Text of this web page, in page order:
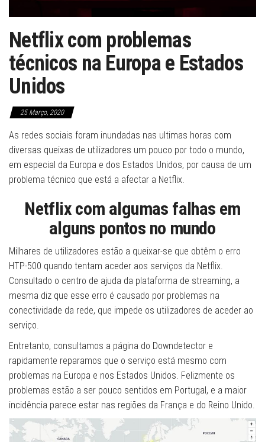
Netflix com problemas
técnicos na Europa e Estados
Unidos
25 Março, 2020
As redes sociais foram inundadas nas ultimas horas com
diversas queixas de utilizadores um pouco por todo o mundo,
em especial da Europa e dos Estados Unidos, por causa de um
problema técnico que está a afectar a Netflix.
Netflix com algumas falhas em
alguns pontos no mundo
Milhares de utilizadores estão a queixar-se que obtêm o erro
HTP-500 quando tentam aceder aos serviços da Netflix.
Consultado o centro de ajuda da plataforma de streaming, a
mesma diz que esse erro é causado por problemas na
conectividade da rede, que impede os utilizadores de aceder ao
serviço.
Entretanto, consultamos a página do Downdetector e
rapidamente reparamos que o serviço está mesmo com
problemas na Europa e nos Estados Unidos. Felizmente os
problemas estão a ser pouco sentidos em Portugal, e a maior
incidência parece estar nas regiões da França e do Reino Unido.